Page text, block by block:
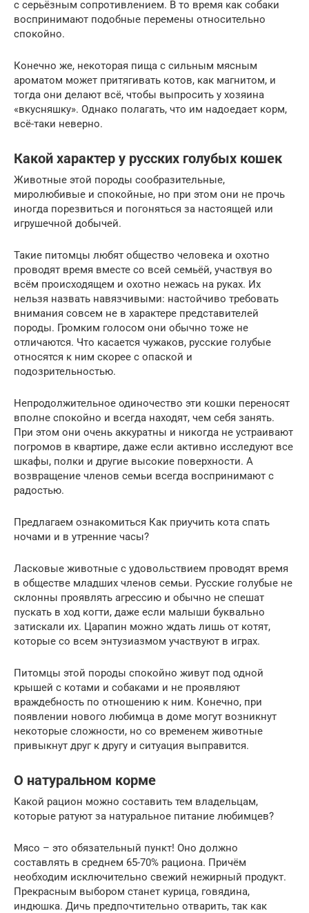
с серьёзным сопротивлением. В то время как собаки
воспринимают подобные перемены относительно
спокойно.
Конечно же, некоторая пища с сильным мясным
ароматом может притягивать котов, как магнитом, и
тогда они делают всё, чтобы выпросить у хозяина
«вкусняшку». Однако полагать, что им надоедает корм,
всё-таки неверно.
Какой характер у русских голубых кошек
Животные этой породы сообразительные,
миролюбивые и спокойные, но при этом они не прочь
иногда порезвиться и погоняться за настоящей или
игрушечной добычей.
Такие питомцы любят общество человека и охотно
проводят время вместе со всей семьёй, участвуя во
всём происходящем и охотно нежась на руках. Их
нельзя назвать навязчивыми: настойчиво требовать
внимания совсем не в характере представителей
породы. Громким голосом они обычно тоже не
отличаются. Что касается чужаков, русские голубые
относятся к ним скорее с опаской и
подозрительностью.
Непродолжительное одиночество эти кошки переносят
вполне спокойно и всегда находят, чем себя занять.
При этом они очень аккуратны и никогда не устраивают
погромов в квартире, даже если активно исследуют все
шкафы, полки и другие высокие поверхности. А
возвращение членов семьи всегда воспринимают с
радостью.
Предлагаем ознакомиться Как приучить кота спать
ночами и в утренние часы?
Ласковые животные с удовольствием проводят время
в обществе младших членов семьи. Русские голубые не
склонны проявлять агрессию и обычно не спешат
пускать в ход когти, даже если малыши буквально
затискали их. Царапин можно ждать лишь от котят,
которые со всем энтузиазмом участвуют в играх.
Питомцы этой породы спокойно живут под одной
крышей с котами и собаками и не проявляют
враждебность по отношению к ним. Конечно, при
появлении нового любимца в доме могут возникнут
некоторые сложности, но со временем животные
привыкнут друг к другу и ситуация выправится.
О натуральном корме
Какой рацион можно составить тем владельцам,
которые ратуют за натуральное питание любимцев?
Мясо – это обязательный пункт! Оно должно
составлять в среднем 65-70% рациона. Причём
необходим исключительно свежий нежирный продукт.
Прекрасным выбором станет курица, говядина,
индюшка. Дичь предпочтительно отварить, так как